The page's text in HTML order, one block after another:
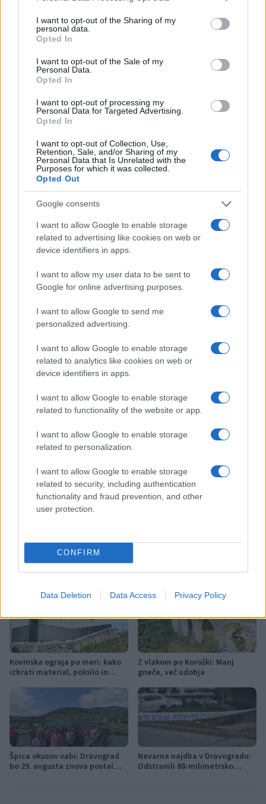
not limited to your visit or usage behaviour. You may click to
grant or deny consent to Google and its third-party tags to
use your data for below specified purposes in below Google
consent section.
I want to opt-out of the Sharing of my
personal data.
Opted In
I want to opt-out of the Sale of my
Personal Data.
Opted In
I want to opt-out of processing my
Personal Data for Targeted Advertising.
Opted In
I want to opt-out of Collection, Use,
Retention, Sale, and/or Sharing of my
Personal Data that Is Unrelated with the
Purposes for which it was collected.
Opted Out
Google consents
I want to allow Google to enable storage
related to advertising like cookies on web or
device identifiers in apps.
I want to allow my user data to be sent to
Google for online advertising purposes.
I want to allow Google to send me
personalized advertising.
I want to allow Google to enable storage
related to analytics like cookies on web or
device identifiers in apps.
I want to allow Google to enable storage
related to functionality of the website or app.
I want to allow Google to enable storage
related to personalization.
I want to allow Google to enable storage
related to security, including authentication
functionality and fraud prevention, and other
user protection.
CONFIRM
Data Deletion Data Access Privacy Policy
Opozorilo:Po 297. členu Kazenskega zakonika je
sovraštva, nasilja ali nestrpnosti. Komentarji z žaljivimi,
rasističnimi, diskriminatornimi ali nezakonitimi vsebinami bodo
Failed to fetch
Novice
Ključne besede: igra igrišče
krajani
otroci
vandalizem
Več iz kraja Dravograd
Kovinska ograja po meri: kako
izbrati material, polnilo in
Z vlakom po Koroški: Manj
gneče, več udobja
Špica okusov vabi: Dravograd
bo 29. avgusta znova postal
Nevarna najdba v Dravogradu:
Odstranili 88-milimetrsko